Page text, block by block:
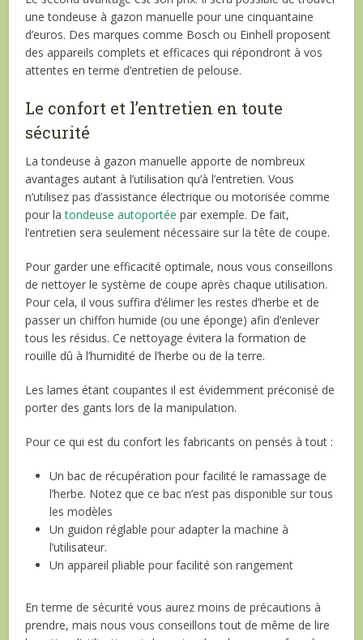
une tondeuse à gazon manuelle pour une cinquantaine
d’euros. Des marques comme Bosch ou Einhell proposent
des appareils complets et efficaces qui répondront à vos
attentes en terme d’entretien de pelouse.
Le confort et l’entretien en toute
sécurité
La tondeuse à gazon manuelle apporte de nombreux
avantages autant à l’utilisation qu’à l’entretien. Vous
n’utilisez pas d’assistance électrique ou motorisée comme
pour latondeuse autoportée par exemple. De fait,
l’entretien sera seulement nécessaire sur la tête de coupe.
Pour garder une efficacité optimale, nous vous conseillons
de nettoyer le système de coupe après chaque utilisation.
Pour cela, il vous suffira d’élimer les restes d’herbe et de
passer un chiffon humide (ou une éponge) afin d’enlever
tous les résidus. Ce nettoyage évitera la formation de
rouille dû à l’humidité de l’herbe ou de la terre.
Les lames étant coupantes il est évidemment préconisé de
porter des gants lors de la manipulation.
Pour ce qui est du confort les fabricants on pensés à tout :
Un bac de récupération pour facilité le ramassage de
l’herbe. Notez que ce bac n’est pas disponible sur tous
les modèles
Un guidon réglable pour adapter la machine à
l’utilisateur.
Un appareil pliable pour facilité son rangement
En terme de sécurité vous aurez moins de précautions à
prendre, mais nous vous conseillons tout de même de lire